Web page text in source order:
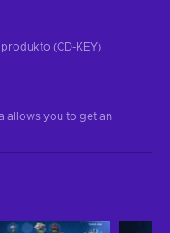
(CD-KEY)
allows you to get an